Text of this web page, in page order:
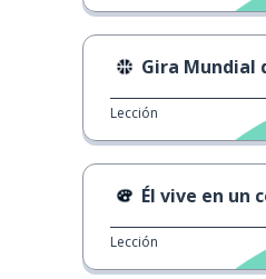
Gira Mundial
Lección
Él vive en un
Lección